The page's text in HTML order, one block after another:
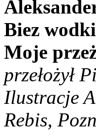
Biez wodki
Moje
przełożył
Ilustracje
Rebis,